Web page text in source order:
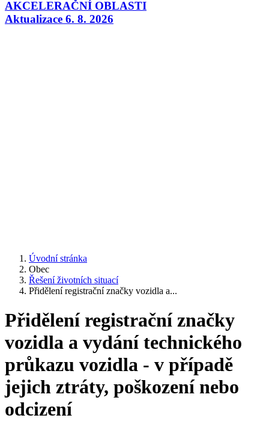
AKCELERAČNÍ OBLASTI
Aktualizace 6. 8. 2026
Úvodní stránka
Obec
Řešení životních situací
Přidělení registrační značky vozidla a...
Přidělení registrační značky
vozidla a vydání technického
průkazu vozidla - v případě
jejich ztráty, poškození nebo
odcizení